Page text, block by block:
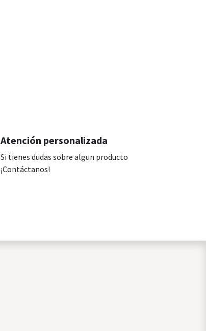
Atención personalizada
Si tienes dudas sobre algun producto
¡Contáctanos!